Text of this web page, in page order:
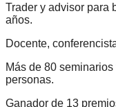
Trader y advisor para
años.
Docente,
Más de 80
personas.
Ganador de 13